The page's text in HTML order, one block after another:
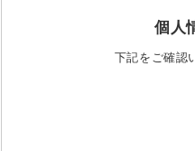
個人
下記をご確認